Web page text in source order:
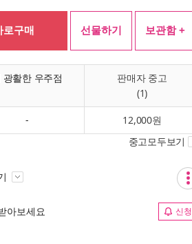
로구매 선물하기 보관함 +
광활한 우주점
판매자 중고
(1)
- 12,000원
중고모두보기
아보세요 신청